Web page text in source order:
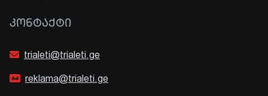
ᲙᲝᲜᲢᲐᲥᲢᲘ
trialeti@trialeti.ge
reklama@trialeti.ge